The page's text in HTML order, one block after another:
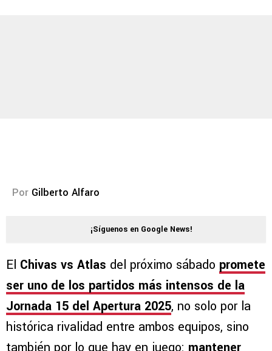
Por Gilberto Alfaro
¡Síguenos en Google News!
El Chivas vs Atlas del próximo sábado promete
ser uno de los partidos más intensos de la
Jornada 15 del Apertura 2025, no solo por la
histórica rivalidad entre ambos equipos, sino